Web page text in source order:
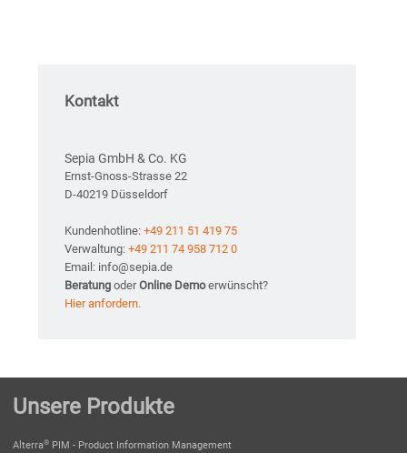
Kontakt
Sepia GmbH & Co. KG
Ernst-Gnoss-Strasse 22
D-40219 Düsseldorf
Kundenhotline: +49 211 51 419 75
Verwaltung: +49 211 74 958 712 0
Email: info@sepia.de
Beratung oderOnline Demoerwünscht?
Hier anfordern.
Unsere Produkte
Alterra® PIM - Product Information Management